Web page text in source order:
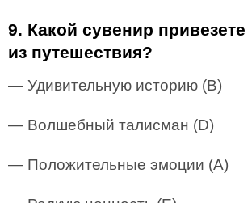
9. Какой сувенир привезете
из путешествия?
— Удивительную историю (В)
— Волшебный талисман (D)
— Положительные эмоции (А)